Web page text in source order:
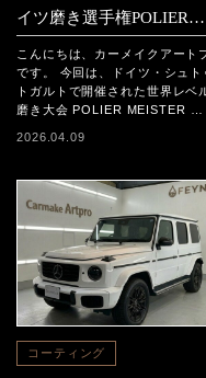
イツ磨き選手権POLIER
MEISTER SCHAFT2025に
加｜日本チームの結果と
レポート
こんにちは、カーメイクアート
です。 今回は、ドイツ・シュト
トガルトで開催された世界レベ
磨き大会 POLIER MEISTER …
2026.04.09
コーティング